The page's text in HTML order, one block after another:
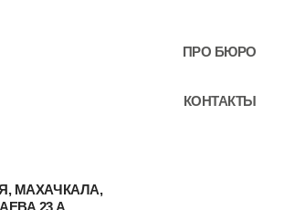
ПРО БЮРО
КОНТАКТЫ
МАХАЧКАЛА,
23 А